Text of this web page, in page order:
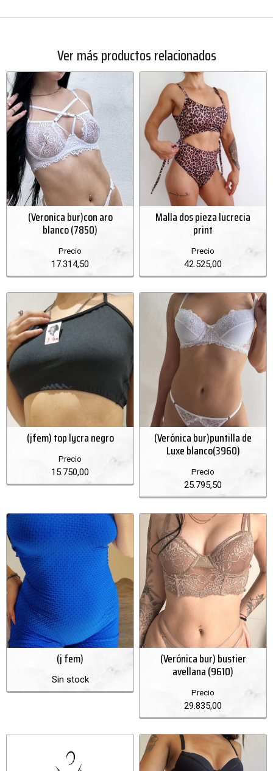
Ver más productos relacionados
(Veronica bur)con aro
blanco (7850)
Precio
17.314,50
Malla dos pieza lucrecia
print
Precio
42.525,00
(jfem) top lycra negro
Precio
15.750,00
(Verónica bur)puntilla de
Luxe blanco(3960)
Precio
25.795,50
(j fem)
Sin stock
(Verónica bur) bustier
avellana (9610)
Precio
29.835,00